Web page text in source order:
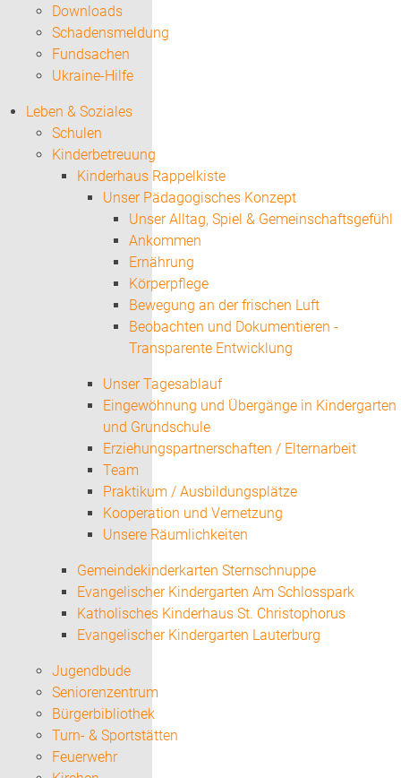
Downloads
Schadensmeldung
Fundsachen
Ukraine-Hilfe
Leben & Soziales
Schulen
Kinderbetreuung
Kinderhaus Rappelkiste
Unser Pädagogisches Konzept
Unser Alltag, Spiel & Gemeinschaftsgefühl
Ankommen
Ernährung
Körperpflege
Bewegung an der frischen Luft
Beobachten und Dokumentieren -
Transparente Entwicklung
Unser Tagesablauf
Eingewöhnung und Übergänge in Kindergarten
und Grundschule
Erziehungspartnerschaften / Elternarbeit
Team
Praktikum / Ausbildungsplätze
Kooperation und Vernetzung
Unsere Räumlichkeiten
Gemeindekinderkarten Sternschnuppe
Evangelischer Kindergarten Am Schlosspark
Katholisches Kinderhaus St. Christophorus
Evangelischer Kindergarten Lauterburg
Jugendbude
Seniorenzentrum
Bürgerbibliothek
Turn- & Sportstätten
Feuerwehr